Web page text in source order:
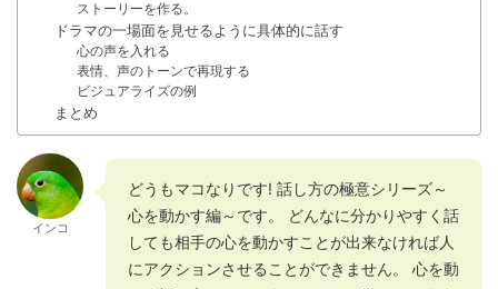
ストーリーを作る。
ドラマの一場面を見せるように具体的に話す
心の声を入れる
表情、声のトーンで再現する
ビジュアライズの例
まとめ
インコ
どうもマコなりです! 話し方の極意シリーズ～
心を動かす編～です。 どんなに分かりやすく話
しても相手の心を動かすことが出来なければ人
にアクションさせることができません。 心を動